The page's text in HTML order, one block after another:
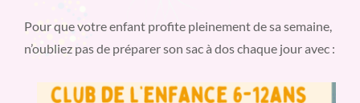
Pour que votre enfant profite pleinement de sa semaine,
n’oubliez pas de préparer son sac à dos chaque jour avec :